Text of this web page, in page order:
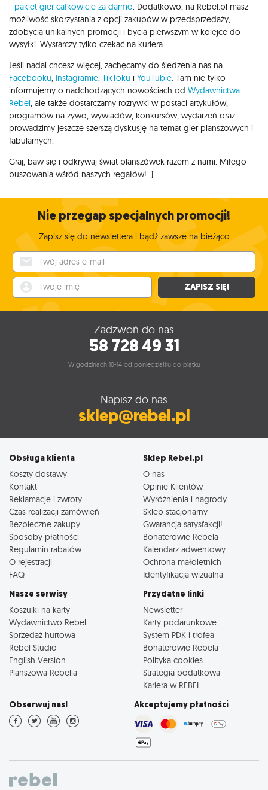
- pakiet gier całkowicie za darmo. Dodatkowo, na Rebel.pl masz
możliwość skorzystania z opcji zakupów w przedsprzedaży,
zdobycia unikalnych promocji i bycia pierwszym w kolejce do
wysyłki. Wystarczy tylko czekać na kuriera.
Jeśli nadal chcesz więcej, zachęcamy do śledzenia nas na
Facebooku, Instagramie, TikToku i YouTubie. Tam nie tylko
informujemy o nadchodzących nowościach od Wydawnictwa
Rebel, ale także dostarczamy rozrywki w postaci artykułów,
programów na żywo, wywiadów, konkursów, wydarzeń oraz
prowadzimy jeszcze szerszą dyskusję na temat gier planszowych i
fabularnych.
Graj, baw się i odkrywaj świat planszówek razem z nami. Miłego
buszowania wśród naszych regałów! :)
Nie przegap specjalnych promocji!
Zapisz się do newslettera i bądź zawsze na bieżąco
ZAPISZ SIĘ!
Zadzwoń do nas
58 728 49 31
W godzinach 10-14 od poniedziałku do piątku
Napisz do nas
sklep@rebel.pl
Obsługa klienta
Koszty dostawy
Kontakt
Reklamacje i zwroty
Czas realizacji zamówień
Bezpieczne zakupy
Sposoby płatności
Regulamin rabatów
O rejestracji
FAQ
Sklep Rebel.pl
O nas
Opinie Klientów
Wyróżnienia i nagrody
Sklep stacjonarny
Gwarancja satysfakcji!
Bohaterowie Rebela
Kalendarz adwentowy
Ochrona małoletnich
Identyfikacja wizualna
Nasze serwisy
Koszulki na karty
Wydawnictwo Rebel
Sprzedaż hurtowa
Rebel Studio
English Version
Planszowa Rebelia
Przydatne linki
Newsletter
Karty podarunkowe
System PDK i trofea
Bohaterowie Rebela
Polityka cookies
Strategia podatkowa
Kariera w REBEL
Obserwuj nas! Akceptujemy płatności